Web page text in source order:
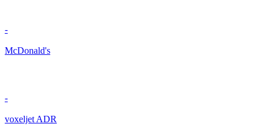
-
McDonald's
-
voxeljet ADR